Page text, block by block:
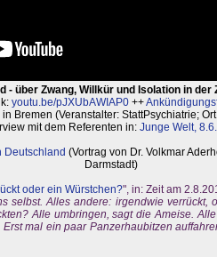
- über Zwang, Willkür und Isolation in
youtu.be/pJXUbAWIAP0 ++
Bremen (Veranstalter: StattPsychiatrie;
mit dem Referenten in: Junge Welt,
Deutschland (Vortrag von Dr. Volkmar
Darmstadt)
oder ein Würstchen?", in: Zeit am
selbst. Alles andere: irgendwie verrückt,
Alle umbringen, sagt die Ameise.
mal ein paar Panzerhaubitzen